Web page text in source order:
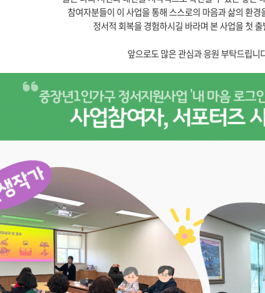
참여자분들이 이 사업을 통해 스스로의 마음과 삶의 환경
정서적 회복을 경험하시길 바라며 본 사업을 첫
앞으로도 많은 관심과 응원 부탁드립니